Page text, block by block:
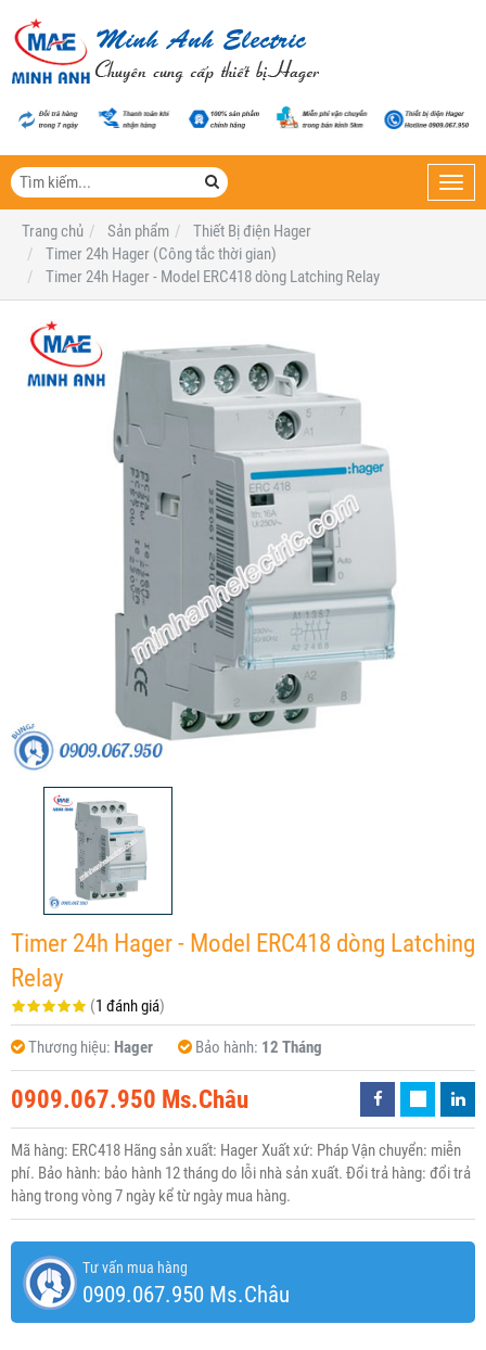
Trang chủ
Sản phẩm
Thiết Bị điện Hager
Timer 24h Hager (Công tắc thời gian)
Timer 24h Hager - Model ERC418 dòng Latching Relay
Timer 24h Hager - Model ERC418 dòng Latching
Relay
(1 đánh giá)
Thương hiệu: Hager Bảo hành: 12 Tháng
0909.067.950 Ms.Châu
Mã hàng: ERC418 Hãng sản xuất: Hager Xuất xứ: Pháp Vận chuyển: miễn
phí. Bảo hành: bảo hành 12 tháng do lỗi nhà sản xuất. Đổi trả hàng: đổi trả
hàng trong vòng 7 ngày kể từ ngày mua hàng.
Tư vấn mua hàng
0909.067.950 Ms.Châu